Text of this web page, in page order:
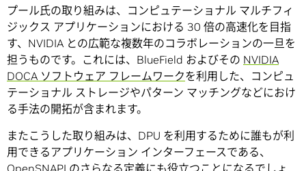
プール氏の取り組みは、コンピュテーショナル マルチフィ
ジックス アプリケーションにおける 30 倍の高速化を目指
す、NVIDIA との広範な複数年のコラボレーションの一旦を
担うものです。これには、BlueField およびその NVIDIA
DOCA ソフトウェア フレームワークを利用した、コンピュ
テーショナル ストレージやパターン マッチングなどにおけ
る手法の開拓が含まれます。
またこうした取り組みは、DPU を利用するために誰もが利
用できるアプリケーション インターフェースである、